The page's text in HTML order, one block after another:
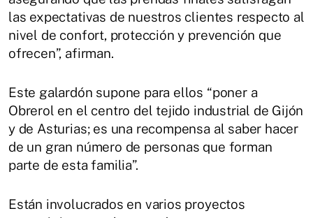
las expectativas de nuestros clientes respecto al
nivel de confort, protección y prevención que
ofrecen”, afirman.
Este galardón supone para ellos “poner a
Obrerol en el centro del tejido industrial de Gijón
y de Asturias; es una recompensa al saber hacer
de un gran número de personas que forman
parte de esta familia”.
Están involucrados en varios proyectos